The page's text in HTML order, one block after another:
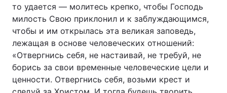
то удается — молитесь крепко, чтобы Господь
милость Свою приклонил и к заблуждающимся,
чтобы и им открылась эта великая заповедь,
лежащая в основе человеческих отношений:
«Отвергнись себя, не настаивай, не требуй, не
борись за свои временные человеческие цели и
ценности. Отвергнись себя, возьми крест и